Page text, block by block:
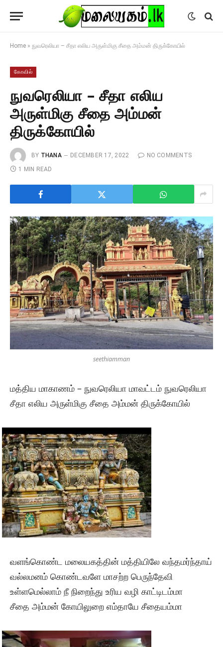
Home » நுவரெலியா – சீதா எலிய அருள்மிகு சீதை அம்மன் திருக்கோயில்
கோவில்
நுவரெலியா – சீதா எலிய
அருள்மிகு சீதை அம்மன்
திருக்கோயில்
BY THANA DECEMBER 17, 2022
NO COMMENTS
1 MIN READ
seethiamman
மத்திய மாகாணம் – நுவரெலியா மாவட்டம் நுவரெலியா
சீதா எலிய அருள்மிகு சீதை அம்மன் திருக்கோயில்
வளங்கொண்ட மலையகத்தின் மத்தியிலே வந்தமர்ந்தாய்
வல்லமனம் கொண்டவளே மாசற்ற பெருந்தேவி
உள்ளமெல்லாம் நீ நிறைந்து உரிய வழி காட்டிடம்மா
சீதை அம்மன் கோயிலுறை எம்தாயே சீதையம்மா